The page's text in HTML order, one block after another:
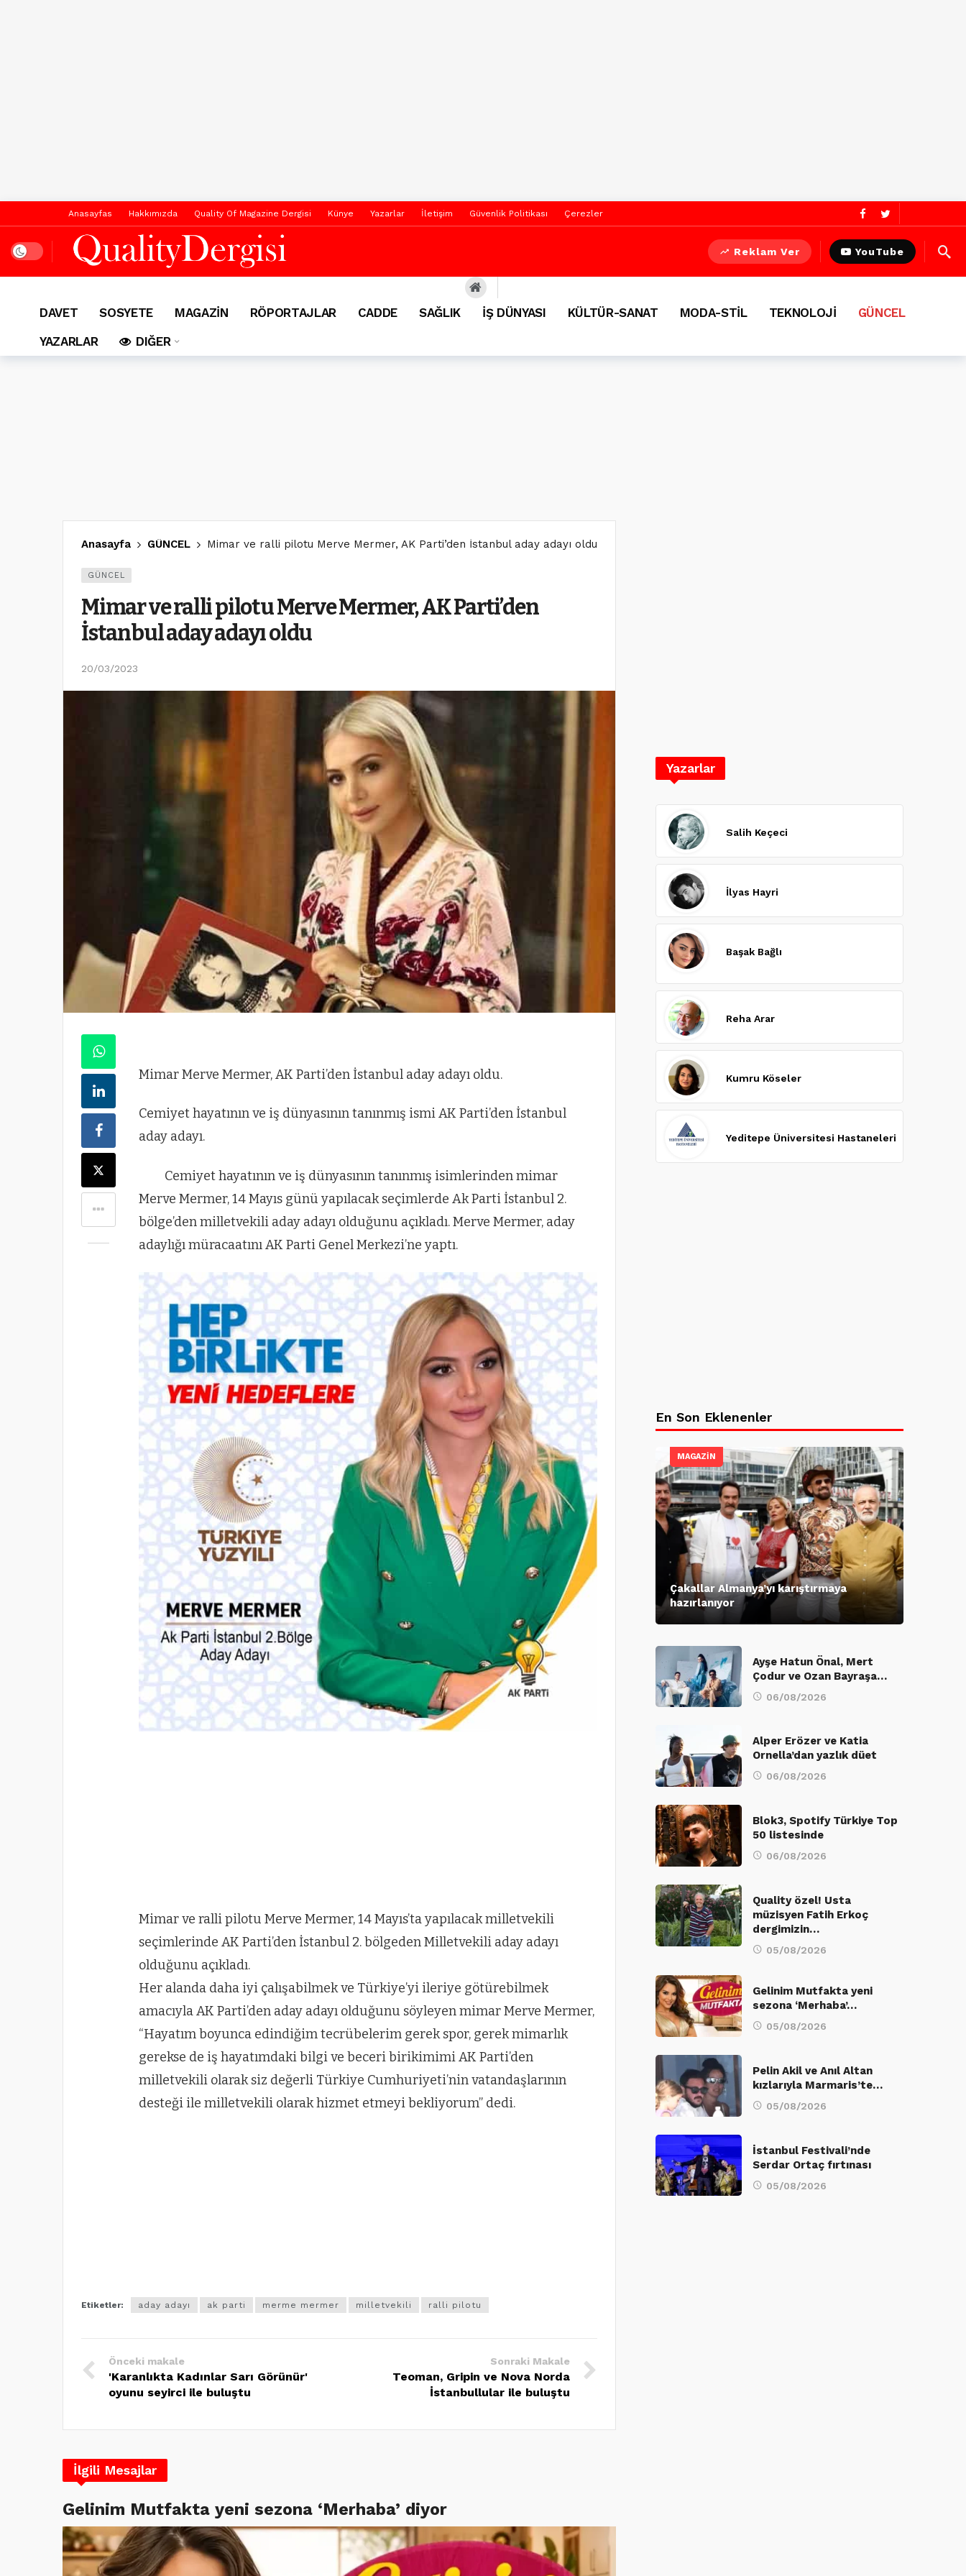
Anasayfas Hakkımızda Quality Of Magazine Dergisi Künye Yazarlar İletişim Güvenlik Politikası Çerezler
Dark mode Reklam Ver YouTube
DAVET SOSYETE MAGAZİN RÖPORTAJLAR CADDE SAĞLIK İŞ DÜNYASI KÜLTÜR-SANAT MODA-STİL TEKNOLOJİ
GÜNCEL
YAZARLAR
DIĞER
Anasayfa GÜNCEL Mimar ve ralli pilotu Merve Mermer, AK Parti’den İstanbul aday adayı oldu
GÜNCEL
Mimar ve ralli pilotu Merve Mermer, AK Parti’den
İstanbul aday adayı oldu
20/03/2023
Mimar Merve Mermer, AK Parti’den İstanbul aday adayı oldu.
Cemiyet hayatının ve iş dünyasının tanınmış ismi AK Parti’den İstanbul
aday adayı.
Cemiyet hayatının ve iş dünyasının tanınmış isimlerinden mimar
Merve Mermer, 14 Mayıs günü yapılacak seçimlerde Ak Parti İstanbul 2.
bölge’den milletvekili aday adayı olduğunu açıkladı. Merve Mermer, aday
adaylığı müracaatını AK Parti Genel Merkezi’ne yaptı.
Mimar ve ralli pilotu Merve Mermer, 14 Mayıs’ta yapılacak milletvekili
seçimlerinde AK Parti’den İstanbul 2. bölgeden Milletvekili aday adayı
olduğunu açıkladı.
Her alanda daha iyi çalışabilmek ve Türkiye’yi ileriye götürebilmek
amacıyla AK Parti’den aday adayı olduğunu söyleyen mimar Merve Mermer,
“Hayatım boyunca edindiğim tecrübelerim gerek spor, gerek mimarlık
gerekse de iş hayatımdaki bilgi ve beceri birikimimi AK Parti’den
milletvekili olarak siz değerli Türkiye Cumhuriyeti’nin vatandaşlarının
desteği ile milletvekili olarak hizmet etmeyi bekliyorum” dedi.
Etiketler: aday adayı ak parti merme mermer milletvekili ralli pilotu
Önceki makale
'Karanlıkta Kadınlar Sarı Görünür'
oyunu seyirci ile buluştu
Sonraki Makale
Teoman, Gripin ve Nova Norda
İstanbullular ile buluştu
İlgili Mesajlar
Gelinim Mutfakta yeni sezona ‘Merhaba’ diyor
Yazarlar
Salih Keçeci
İlyas Hayri
Başak Bağlı
Reha Arar
Kumru Köseler
Yeditepe Üniversitesi Hastaneleri
En Son Eklenenler
MAGAZİN
Çakallar Almanya’yı karıştırmaya
hazırlanıyor
Ayşe Hatun Önal, Mert
Çodur ve Ozan Bayraşa…
06/08/2026
Alper Erözer ve Katia
Ornella’dan yazlık düet
06/08/2026
Blok3, Spotify Türkiye Top
50 listesinde
06/08/2026
Quality özel! Usta
müzisyen Fatih Erkoç
dergimizin…
05/08/2026
Gelinim Mutfakta yeni
sezona ‘Merhaba’…
05/08/2026
Pelin Akil ve Anıl Altan
kızlarıyla Marmaris’te…
05/08/2026
İstanbul Festivali’nde
Serdar Ortaç fırtınası
05/08/2026